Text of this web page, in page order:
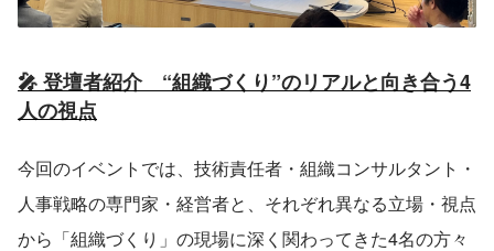
🎤 登壇者紹介　“組織づくり”のリアルと向き合う4
人の視点
今回のイベントでは、技術責任者・組織コンサルタント・
人事戦略の専門家・経営者と、それぞれ異なる立場・視点
から「組織づくり」の現場に深く関わってきた4名の方々